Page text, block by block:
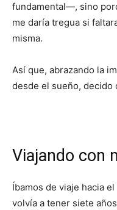
fundamental—, sino
me daría tregua si
misma.
Así que, abrazando la
desde el sueño, decido
Viajando con
Íbamos de viaje hacia
volvía a tener siete